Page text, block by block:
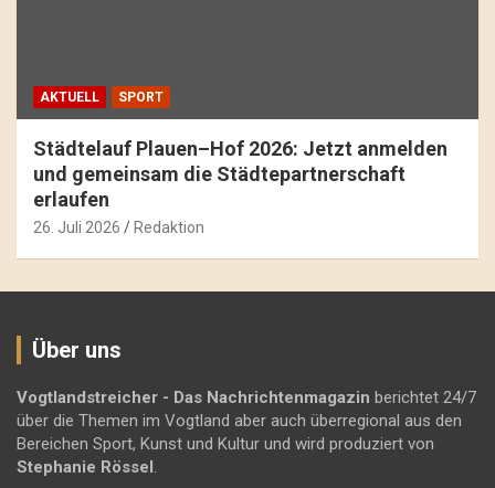
AKTUELL SPORT
Städtelauf Plauen–Hof 2026: Jetzt anmelden
und gemeinsam die Städtepartnerschaft
erlaufen
26. Juli 2026 Redaktion
Über uns
Vogtlandstreicher - Das Nachrichtenmagazin berichtet 24/7
über die Themen im Vogtland aber auch überregional aus den
Bereichen Sport, Kunst und Kultur und wird produziert von
Stephanie Rössel .